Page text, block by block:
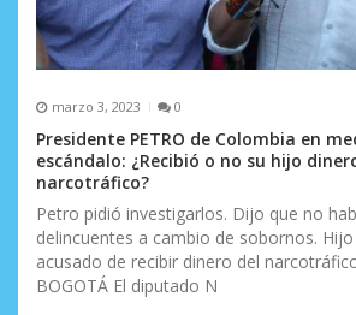
marzo 3, 2023 0
Presidente PETRO de Colombia en
escándalo: ¿Recibió o no su hijo
narcotráfico?
Petro pidió investigarlos. Dijo que no
delincuentes a cambio de sobornos.
acusado de recibir dinero del
BOGOTÁ El diputado N